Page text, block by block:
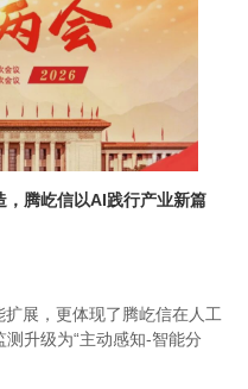
，腾屹信以AI践行产业新篇
展，更体现了腾屹信在人工
升级为“主动感知-智能分